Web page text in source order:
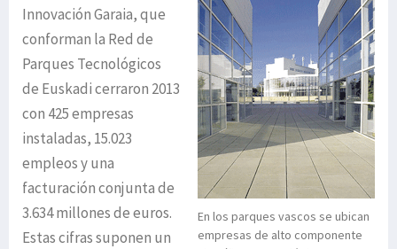
En los parques vascos se ubican
empresas de alto componente
Innovación Garaia, que
conforman la Red de
Parques Tecnológicos
de Euskadi cerraron 2013
con 425 empresas
instaladas, 15.023
empleos y una
facturación conjunta de
3.634 millones de euros.
Estas cifras suponen un